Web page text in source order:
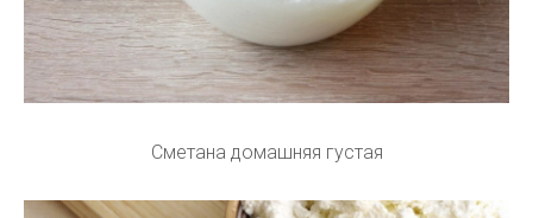
Сметана домашняя густая